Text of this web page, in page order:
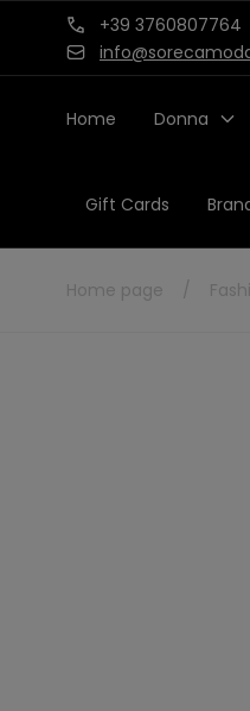
Skip to
content
+39 3760807764
Home Donna
Gift Cards
Home page /